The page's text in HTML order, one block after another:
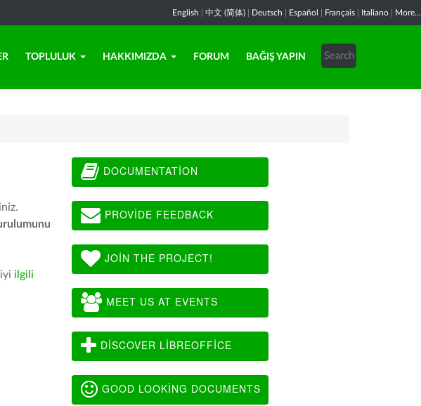
English 中文 (简体) Deutsch Español Français Italiano More...
TOPLULUK HAKKIMIZDA FORUM BAĞIŞ YAPIN
ilgili
DOCUMENTATION
PROVIDE FEEDBACK
JOIN THE PROJECT!
MEET US AT EVENTS
DISCOVER LIBREOFFICE
GOOD LOOKING DOCUMENTS